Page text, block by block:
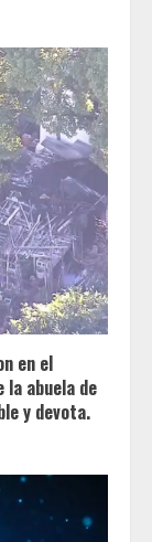
en el
abuela de
y devota.